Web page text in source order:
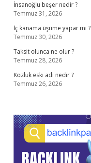
İnsanoğlu beşer nedir ?
Temmuz 31, 2026
İç kanama üşüme yapar mı ?
Temmuz 30, 2026
Taksit olunca ne olur ?
Temmuz 28, 2026
Kozluk eski adı nedir ?
Temmuz 26, 2026